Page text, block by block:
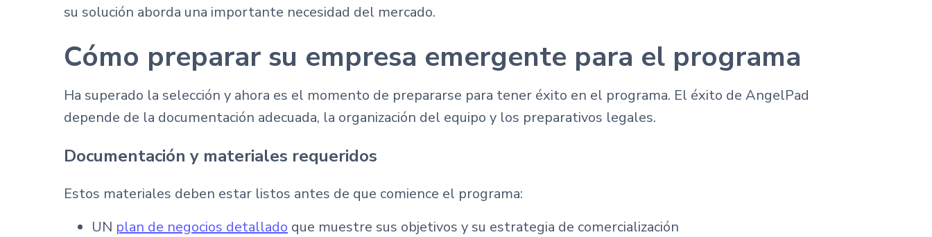
su solución aborda una importante necesidad del mercado.
Cómo preparar su empresa emergente para el programa
Ha superado la selección y ahora es el momento de prepararse para tener éxito en el programa. El éxito de AngelPad
depende de la documentación adecuada, la organización del equipo y los preparativos legales.
Documentación y materiales requeridos
Estos materiales deben estar listos antes de que comience el programa:
UN plan de negocios detallado que muestre sus objetivos y su estrategia de comercialización